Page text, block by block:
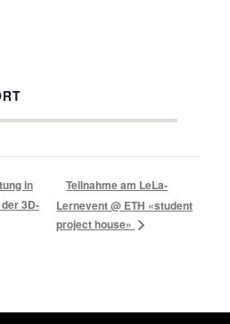
in
3D-
Teilnahme am LeLa-
Lernevent @ ETH «student
project house»